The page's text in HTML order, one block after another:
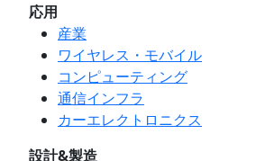
応用
産業
ワイヤレス・モバイル
コンピューティング
通信インフラ
カーエレクトロニクス
設計&製造